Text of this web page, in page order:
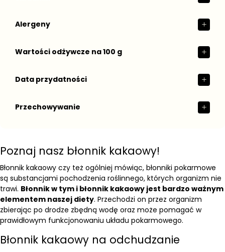
Alergeny
Wartości odżywcze na 100 g
Data przydatności
Przechowywanie
Poznaj nasz błonnik kakaowy!
Błonnik kakaowy czy też ogólniej mówiąc, błonniki pokarmowe
są substancjami pochodzenia roślinnego, których organizm nie
trawi. Błonnik w tym i błonnik kakaowy jest bardzo ważnym
elementem naszej diety. Przechodzi on przez organizm
zbierając po drodze zbędną wodę oraz może pomagać w
prawidłowym funkcjonowaniu układu pokarmowego.
Błonnik kakaowy na odchudzanie